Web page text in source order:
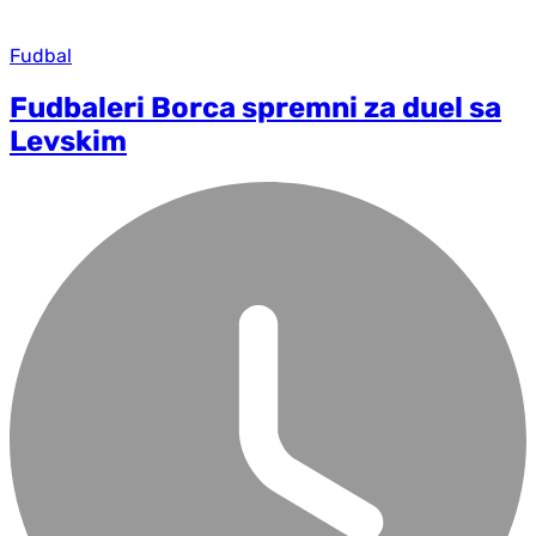
Fudbal
Fudbaleri Borca spremni za duel sa
Levskim